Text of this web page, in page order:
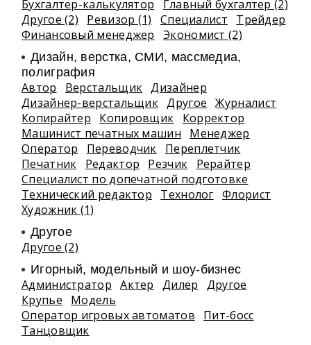
Бухгалтер-калькулятор
Главный бухгалтер (2)
Другое (2)
Ревизор (1) Специалист
Трейдер
Финансовый менеджер
Экономист (2)
Дизайн, верстка, СМИ, массмедиа,
полиграфия
Автор Верстальщик Дизайнер
Дизайнер-верстальщик Другое
Журналист
Копирайтер
Копировщик
Корректор
Машинист печатных машин
Менеджер
Оператор
Переводчик
Переплетчик
Печатник
Редактор Резчик
Рерайтер
Специалист по допечатной подготовке
Технический редактор
Технолог Флорист
Художник (1)
Другое
Другое (2)
Игорный, модельный и шоу-бизнес
Администратор Актер Дилер
Другое
Крупье
Модель
Оператор игровых автоматов
Пит-босс
Танцовщик